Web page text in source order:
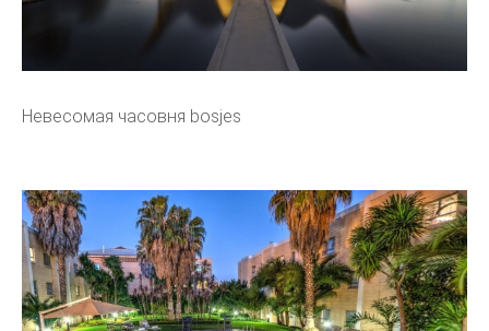
Невесомая часовня bosjes